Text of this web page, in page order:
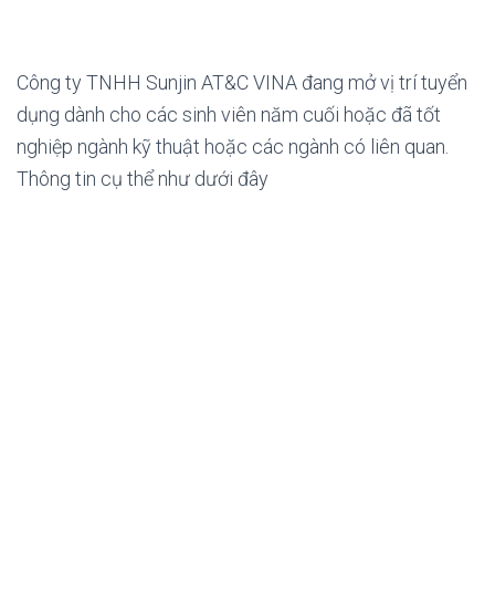
Công ty TNHH Sunjin AT&C VINA đang mở vị trí tuyển
dụng dành cho các sinh viên năm cuối hoặc đã tốt
nghiệp ngành kỹ thuật hoặc các ngành có liên quan.
Thông tin cụ thể như dưới đây